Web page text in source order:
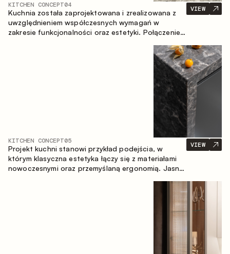
KITCHEN CONCEPT04
Kuchnia została zaprojektowana i zrealizowana z
uwzględnieniem współczesnych wymagań w
zakresie funkcjonalności oraz estetyki. Połączenie
VIEW
KITCHEN CONCEPT05
Projekt kuchni stanowi przykład podejścia, w
którym klasyczna estetyka łączy się z materiałami
nowoczesnymi oraz przemyślaną ergonomią. Jasna
VIEW